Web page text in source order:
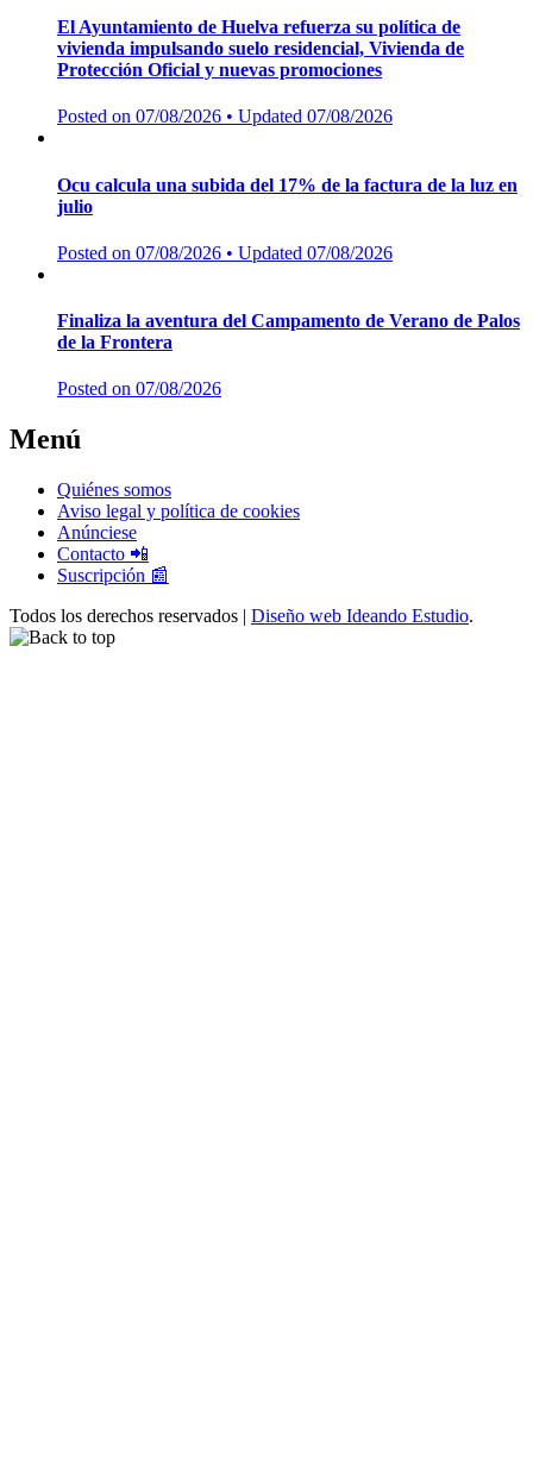
El Ayuntamiento de Huelva refuerza su política de
vivienda impulsando suelo residencial, Vivienda de
Protección Oficial y nuevas promociones
Posted on 07/08/2026 • Updated 07/08/2026
Ocu calcula una subida del 17% de la factura de la luz en
julio
Posted on 07/08/2026 • Updated 07/08/2026
Finaliza la aventura del Campamento de Verano de Palos
de la Frontera
Posted on 07/08/2026
Menú
Quiénes somos
Aviso legal y política de cookies
Anúnciese
Contacto 📲
Suscripción 📰
Todos los derechos reservados | Diseño web Ideando Estudio.